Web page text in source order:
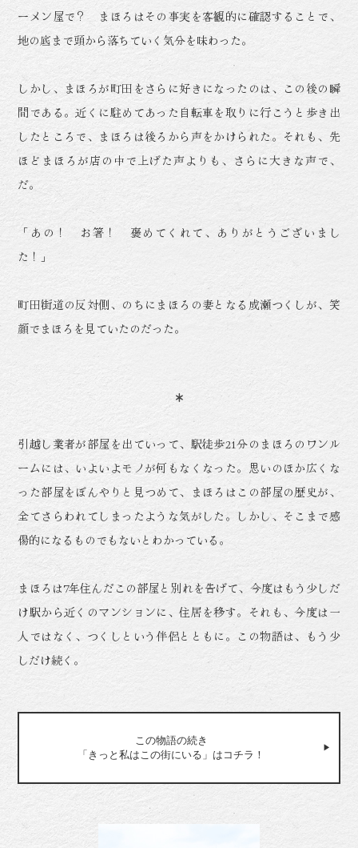
ーメン屋で？ まほろはその事実を客観的に確認することで、
地の底まで頭から落ちていく気分を味わった。
しかし、まほろが町田をさらに好きになったのは、この後の瞬
間である。近くに駐めてあった自転車を取りに行こうと歩き出
したところで、まほろは後ろから声をかけられた。それも、先
ほどまほろが店の中で上げた声よりも、さらに大きな声で、
だ。
「あの！ お箸！ 褒めてくれて、ありがとうございまし
た！」
町田街道の反対側、のちにまほろの妻となる成瀬つくしが、笑
顔でまほろを見ていたのだった。
引越し業者が部屋を出ていって、駅徒歩21分のまほろのワンル
ームには、いよいよモノが何もなくなった。思いのほか広くな
った部屋をぼんやりと見つめて、まほろはこの部屋の歴史が、
全てさらわれてしまったような気がした。しかし、そこまで感
傷的になるものでもないとわかっている。
まほろは7年住んだこの部屋と別れを告げて、今度はもう少しだ
け駅から近くのマンションに、住居を移す。それも、今度は一
人ではなく、つくしという伴侶とともに。この物語は、もう少
しだけ続く。
この物語の続き
「きっと私はこの街にいる」はコチラ！